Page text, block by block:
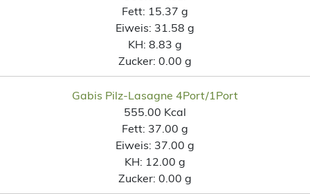
Fett: 15.37 g
Eiweis: 31.58 g
KH: 8.83 g
Zucker: 0.00 g
Gabis Pilz-Lasagne 4Port/1Port
555.00 Kcal
Fett: 37.00 g
Eiweis: 37.00 g
KH: 12.00 g
Zucker: 0.00 g